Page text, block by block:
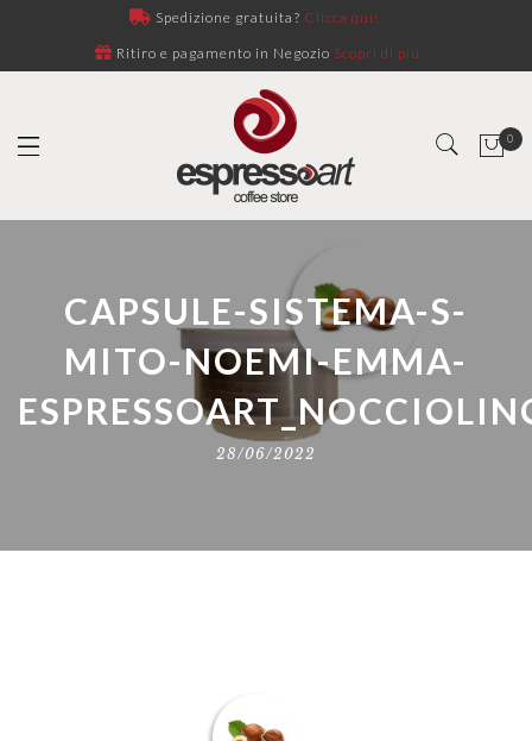
Spedizione gratuita? Clicca qui!
Ritiro e pagamento in Negozio Scopri di più
0
CAPSULE-SISTEMA-S-
MITO-NOEMI-EMMA-
28/06/2022